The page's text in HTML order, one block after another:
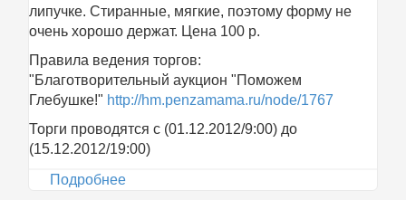
липучке. Стиранные, мягкие, поэтому форму не
очень хорошо держат. Цена 100 р.
Правила ведения торгов:
"Благотворительный аукцион "Поможем
Глебушке!" http://hm.penzamama.ru/node/1767
Торги проводятся с (01.12.2012/9:00) до
(15.12.2012/19:00)
Подробнее